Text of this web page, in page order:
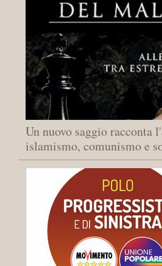
Un nuovo saggio racconta
islamismo, comunismo e